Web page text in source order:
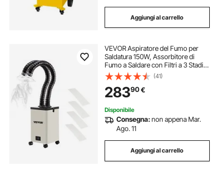
Aggiungi al carrello
VEVOR Aspiratore del Fumo per
Saldatura 150W, Assorbitore di
Fumo a Saldare con Filtri a 3 Stadi,
Estrattore di Saldatura del Fumo per
Stazione di Saldatura, Depuratore
per Saldatura Capo Singolo
(41)
28390€
Disponibile
Consegna:non appena Mar.
Ago. 11
Aggiungi al carrello